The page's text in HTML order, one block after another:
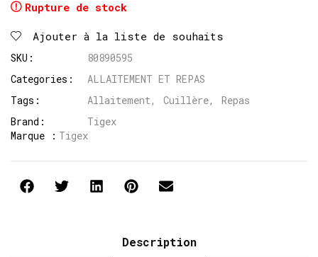
Rupture de stock
Ajouter à la liste de souhaits
SKU:
80890595
Categories:
ALLAITEMENT ET REPAS
Tags:
Allaitement, Cuillère,
Repas
Brand:
Tigex
Marque : Tigex
Description